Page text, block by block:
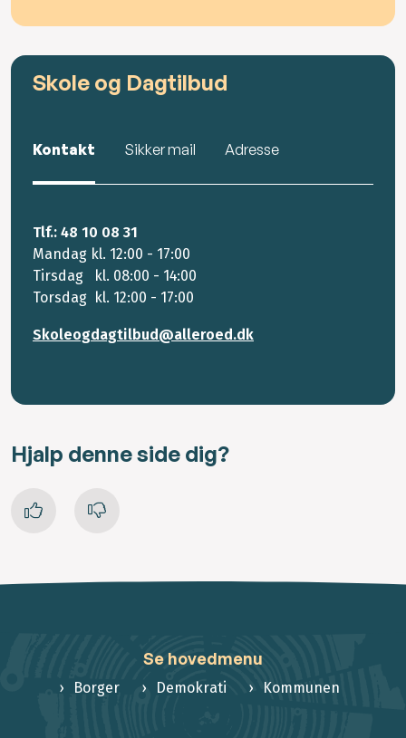
Skole og Dagtilbud
Kontakt Sikker mail Adresse
Tlf.: 48 10 08 31
Mandag kl. 12:00 - 17:00
Tirsdag kl. 08:00 - 14:00
Torsdag kl. 12:00 - 17:00
Skoleogdagtilbud@alleroed.dk
Hjalp denne side dig?
Se hovedmenu
Borger Demokrati Kommunen